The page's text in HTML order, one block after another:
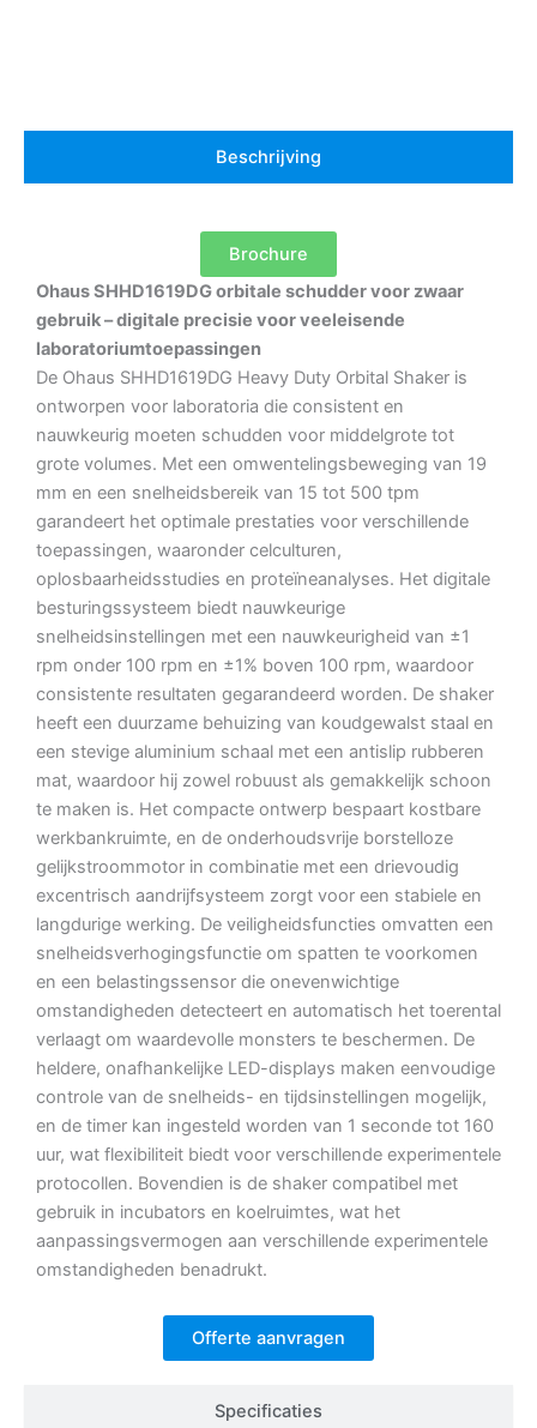
Beschrijving
Specificaties
Brochure
Ohaus SHHD1619DG orbitale schudder voor zwaar
gebruik – digitale precisie voor veeleisende
laboratoriumtoepassingen
De Ohaus SHHD1619DG Heavy Duty Orbital Shaker is
ontworpen voor laboratoria die consistent en
nauwkeurig moeten schudden voor middelgrote tot
grote volumes. Met een omwentelingsbeweging van 19
mm en een snelheidsbereik van 15 tot 500 tpm
garandeert het optimale prestaties voor verschillende
toepassingen, waaronder celculturen,
oplosbaarheidsstudies en proteïneanalyses. Het digitale
besturingssysteem biedt nauwkeurige
snelheidsinstellingen met een nauwkeurigheid van ±1
rpm onder 100 rpm en ±1% boven 100 rpm, waardoor
consistente resultaten gegarandeerd worden. De shaker
heeft een duurzame behuizing van koudgewalst staal en
een stevige aluminium schaal met een antislip rubberen
mat, waardoor hij zowel robuust als gemakkelijk schoon
te maken is. Het compacte ontwerp bespaart kostbare
werkbankruimte, en de onderhoudsvrije borstelloze
gelijkstroommotor in combinatie met een drievoudig
excentrisch aandrijfsysteem zorgt voor een stabiele en
langdurige werking. De veiligheidsfuncties omvatten een
snelheidsverhogingsfunctie om spatten te voorkomen
en een belastingssensor die onevenwichtige
omstandigheden detecteert en automatisch het toerental
verlaagt om waardevolle monsters te beschermen. De
heldere, onafhankelijke LED-displays maken eenvoudige
controle van de snelheids- en tijdsinstellingen mogelijk,
en de timer kan ingesteld worden van 1 seconde tot 160
uur, wat flexibiliteit biedt voor verschillende experimentele
protocollen. Bovendien is de shaker compatibel met
gebruik in incubators en koelruimtes, wat het
aanpassingsvermogen aan verschillende experimentele
omstandigheden benadrukt.
Offerte aanvragen